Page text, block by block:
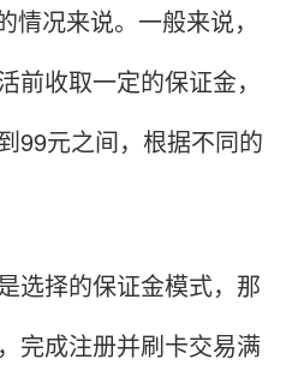
况来说。一般来说，
前收取一定的保证金，
99元之间，根据不同的
择的保证金模式，那
完成注册并刷卡交易满